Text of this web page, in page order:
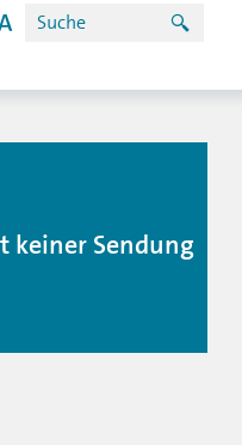
keiner Sendung